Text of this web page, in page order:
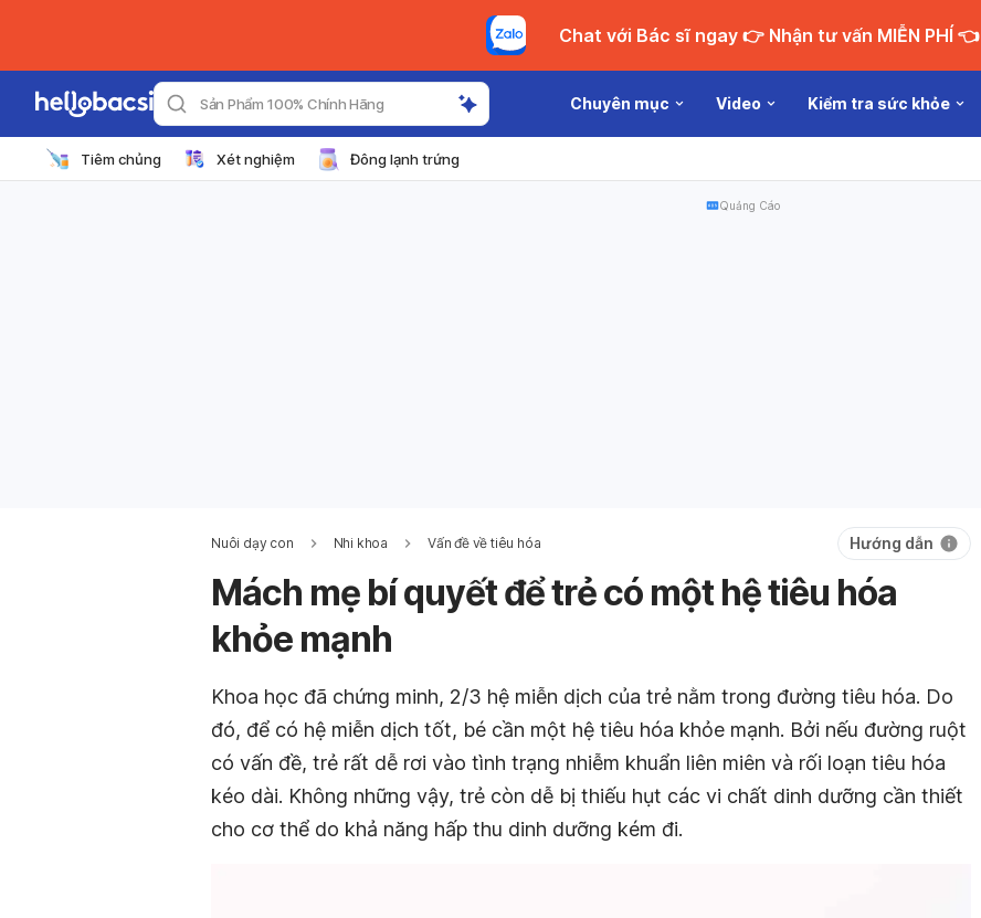
Chat với Bác sĩ ngay 👉 Nhận tư vấn MIỄN PHÍ 👈
Sản Phẩm 100% Chính Hãng Chuyên mục Video Kiểm tra sức khỏe
Tiêm chủng Xét nghiệm Đông lạnh trứng
Quảng Cáo
Nuôi dạy con Nhi khoa Vấn đề về tiêu hóa Hướng dẫn
Mách mẹ bí quyết để trẻ có một hệ tiêu hóa
khỏe mạnh
Khoa học đã chứng minh, 2/3 hệ miễn dịch của trẻ nằm trong đường tiêu hóa. Do
đó, để có hệ miễn dịch tốt, bé cần một hệ tiêu hóa khỏe mạnh. Bởi nếu đường ruột
có vấn đề, trẻ rất dễ rơi vào tình trạng nhiễm khuẩn liên miên và rối loạn tiêu hóa
kéo dài. Không những vậy, trẻ còn dễ bị thiếu hụt các vi chất dinh dưỡng cần thiết
cho cơ thể do khả năng hấp thu dinh dưỡng kém đi.